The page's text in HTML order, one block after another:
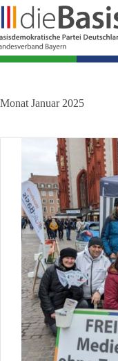
Zum
Inhalt
springen
Monat Januar 2025